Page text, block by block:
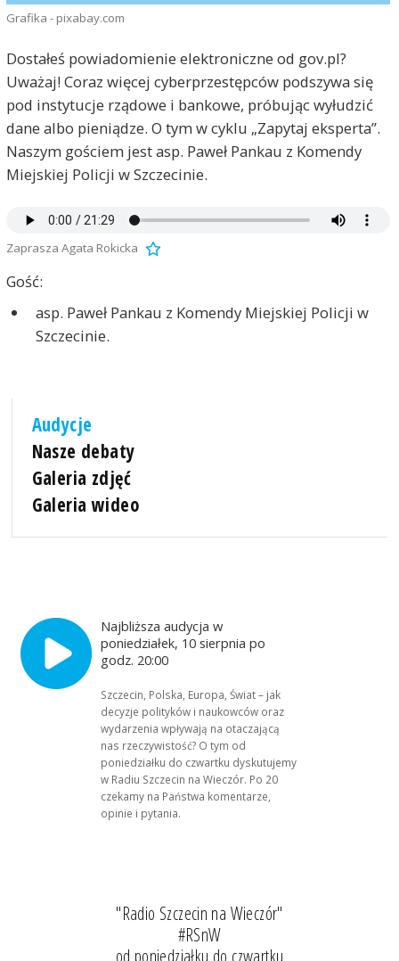
Grafika - pixabay.com
Dostałeś powiadomienie elektroniczne od gov.pl?
Uważaj! Coraz więcej cyberprzestępców podszywa się
pod instytucje rządowe i bankowe, próbując wyłudzić
dane albo pieniądze. O tym w cyklu „Zapytaj eksperta”.
Naszym gościem jest asp. Paweł Pankau z Komendy
Miejskiej Policji w Szczecinie.
Zaprasza Agata Rokicka
Gość:
asp. Paweł Pankau z Komendy Miejskiej Policji w
Szczecinie.
Audycje
Nasze debaty
Galeria zdjęć
Galeria wideo
Najbliższa audycja w
poniedziałek, 10 sierpnia po
godz. 20:00
Szczecin, Polska, Europa, Świat – jak
decyzje polityków i naukowców oraz
wydarzenia wpływają na otaczającą
nas rzeczywistość? O tym od
poniedziałku do czwartku dyskutujemy
w Radiu Szczecin na Wieczór. Po 20
czekamy na Państwa komentarze,
opinie i pytania.
"Radio Szczecin na Wieczór"
#RSnW
od poniedziałku do czwartku